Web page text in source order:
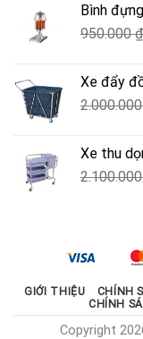
Bình
950.000₫
Xe đẩy
Xe thu
GIỚI THIỆU CHÍNH
CHÍNH
Copyright